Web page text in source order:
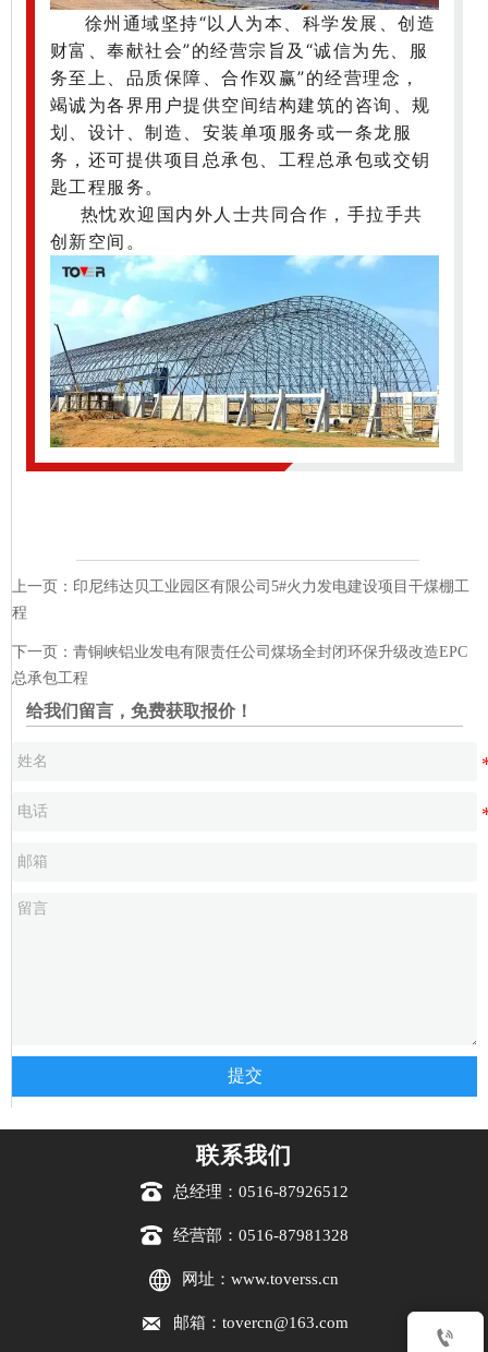
徐州通域坚持“以人为本、科学发展、创造
财富、奉献社会”的经营宗旨及“诚信为先、服
务至上、品质保障、合作双赢”的经营理念，
竭诚为各界用户提供空间结构建筑的咨询、规
划、设计、制造、安装单项服务或一条龙服
务，还可提供项目总承包、工程总承包或交钥
匙工程服务。
热忱欢迎国内外人士共同合作，手拉手共
创新空间。
上一页： 印尼纬达贝工业园区有限公司5#火力发电建设项目干煤棚工
程
下一页： 青铜峡铝业发电有限责任公司煤场全封闭环保升级改造EPC
总承包工程
给我们留言，免费获取报价！
提交
联系我们
 总经理：0516-87926512
 经营部：0516-87981328
 网址：www.toverss.cn
 邮箱：tovercn@163.com
